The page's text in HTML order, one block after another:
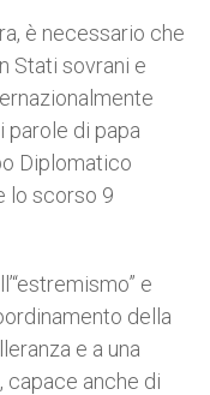
è necessario che
Stati sovrani e
parole di papa
Diplomatico
lo scorso 9
e
della
e a una
capace anche di